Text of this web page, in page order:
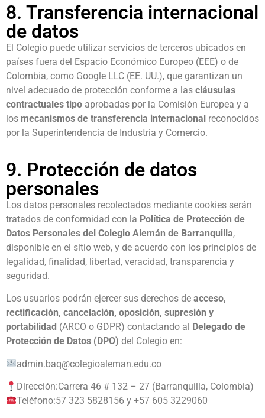
8. Transferencia internacional
de datos
El Colegio puede utilizar servicios de terceros ubicados en
países fuera del Espacio Económico Europeo (EEE) o de
Colombia, como Google LLC (EE. UU.), que garantizan un
nivel adecuado de protección conforme a las cláusulas
contractuales tipo aprobadas por la Comisión Europea y a
los mecanismos de transferencia internacional reconocidos
por la Superintendencia de Industria y Comercio.
9. Protección de datos
personales
Los datos personales recolectados mediante cookies serán
tratados de conformidad con la Política de Protección de
Datos Personales del Colegio Alemán de Barranquilla,
disponible en el sitio web, y de acuerdo con los principios de
legalidad, finalidad, libertad, veracidad, transparencia y
seguridad.
Los usuarios podrán ejercer sus derechos de acceso,
rectificación, cancelación, oposición, supresión y
portabilidad (ARCO o GDPR) contactando al
Delegado de
Protección de Datos (DPO) del Colegio en:
admin.baq@colegioaleman.edu.co
Dirección:Carrera 46 # 132 – 27 (Barranquilla, Colombia)
Teléfono:57 323 5828156 y +57 605 3229060